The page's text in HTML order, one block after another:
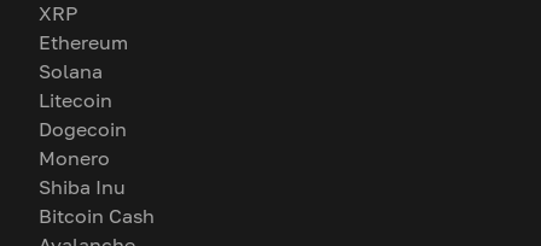
XRP
Ethereum
Solana
Litecoin
Dogecoin
Monero
Shiba Inu
Bitcoin Cash